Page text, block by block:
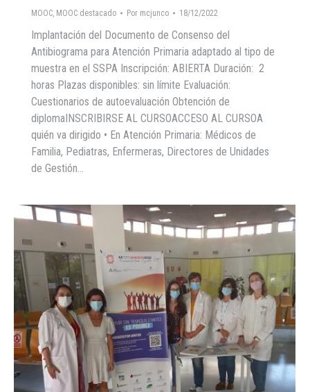
MOOC, MOOC destacado Por mcjunco 18/12/2022
Implantación del Documento de Consenso del
Antibiograma para Atención Primaria adaptado al tipo de
muestra en el SSPA Inscripción: ABIERTA Duración: 2
horas Plazas disponibles: sin límite Evaluación:
Cuestionarios de autoevaluación Obtención de
diplomaINSCRIBIRSE AL CURSOACCESO AL CURSOA
quién va dirigido • En Atención Primaria: Médicos de
Familia, Pediatras, Enfermeras, Directores de Unidades
de Gestión…